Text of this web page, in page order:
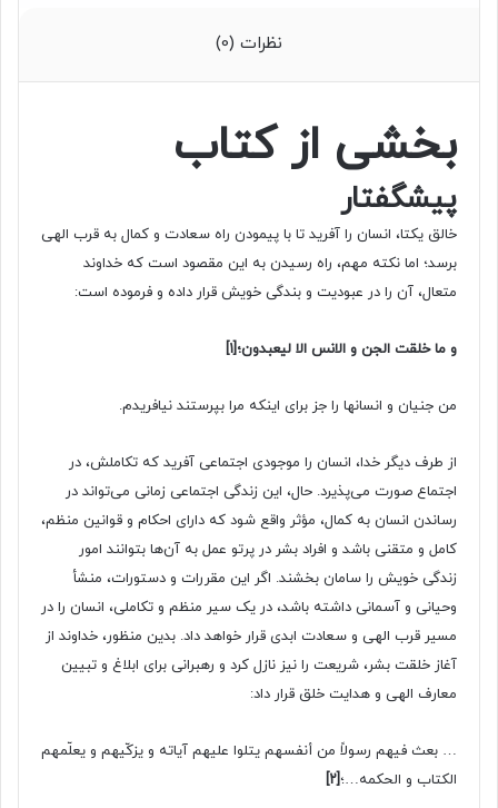
نظرات (0)
بخشی از کتاب
پیشگفتار
خالق یکتا، انسان را آفرید تا با پیمودن راه سعادت و کمال به قرب الهی
برسد؛ اما نکته مهم، راه رسیدن به این مقصود است که خداوند
متعال، آن را در عبودیت و بندگی خویش قرار داده و فرموده است:
و ما خلقت الجن و الانس الا لیعبدون؛[۱]
من جنیان و انسانها را جز برای اینکه مرا بپرستند نیافریدم.
از طرف دیگر خدا، انسان را موجودی اجتماعی آفرید که تکاملش، در
اجتماع صورت می‌پذیرد. حال، این زندگی اجتماعی زمانی می‌تواند در
رساندن انسان به کمال، مؤثر واقع شود که دارای احکام و قوانین منظم،
کامل و متقنی باشد و افراد بشر در پرتو عمل به آن‌ها بتوانند امور
زندگی خویش را سامان بخشند. اگر این مقررات و دستورات، منشأ
وحیانی و آسمانی داشته باشد، در یک سیر منظم و تکاملی، انسان را در
مسیر قرب الهی و سعادت ابدی قرار خواهد داد. بدین منظور، خداوند از
آغاز خلقت بشر، شریعت را نیز نازل کرد و رهبرانی برای ابلاغ و تبیین
معارف الهی و هدایت خلق قرار داد:
… بعث فیهم رسولاً من أنفسهم یتلوا علیهم آیاته و یزکّیهم و یعلّمهم
الکتاب و الحکمه…؛[۲]